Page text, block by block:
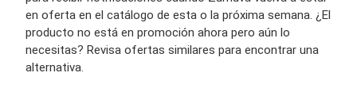
en oferta en el catálogo de esta o la próxima semana. ¿El
producto no está en promoción ahora pero aún lo
necesitas? Revisa ofertas similares para encontrar una
alternativa.